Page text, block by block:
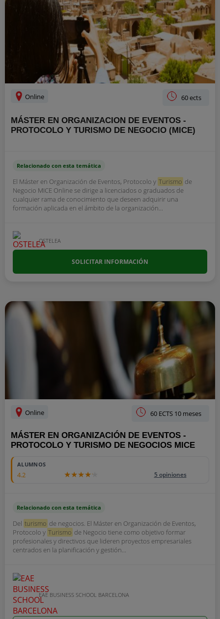
Online 60 ects
MÁSTER EN ORGANIZACION DE EVENTOS -
PROTOCOLO Y TURISMO DE NEGOCIO (MICE)
Relacionado con esta temática
El Máster en Organización de Eventos, Protocolo y Turismo de
Negocio MICE Online se dirige a licenciados o graduados de
cualquier rama de conocimiento que deseen adquirir una
formación aplicada en el ámbito de la organización...
OSTELEA
SOLICITAR INFORMACIÓN
Online 60 ECTS 10 meses
MÁSTER EN ORGANIZACIÓN DE EVENTOS -
PROTOCOLO Y TURISMO DE NEGOCIOS MICE
ALUMNOS
4.2 5 opiniones
Relacionado con esta temática
Del turismo de negocios. El Máster en Organización de Eventos,
Protocolo y Turismo de Negocio tiene como objetivo formar
profesionales y directivos que lideren proyectos empresariales
centrados en la planificación y gestión...
EAE BUSINESS SCHOOL BARCELONA